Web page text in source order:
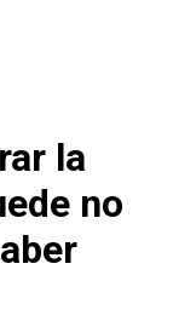
la
no